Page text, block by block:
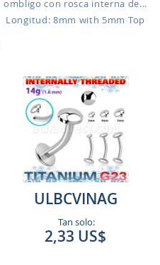
ombligo con rosca interna de...
Longitud: 8mm with 5mm Top
ULBCVINAG
Tan solo:
2,33 US$